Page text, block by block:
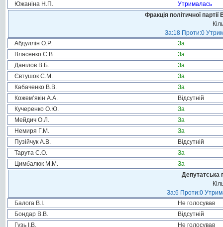
Южаніна Н.П.
Утрималась
Фракція політичної
За:18 Проти:0
Абдуллін О.Р.
За
Власенко С.В.
За
Данілов В.Б.
За
Євтушок С.М.
За
Кабаченко В.В.
За
Кожем’якін А.А.
Відсутній
Кучеренко О.Ю.
За
Мейдич О.Л.
За
Немиря Г.М.
За
Пузійчук А.В.
Відсутній
Тарута С.О.
За
Цимбалюк М.М.
За
Депутатська
За:6 Проти:0
Балога В.І.
Не голосував
Бондар В.В.
Відсутній
Гузь І.В.
Не голосував